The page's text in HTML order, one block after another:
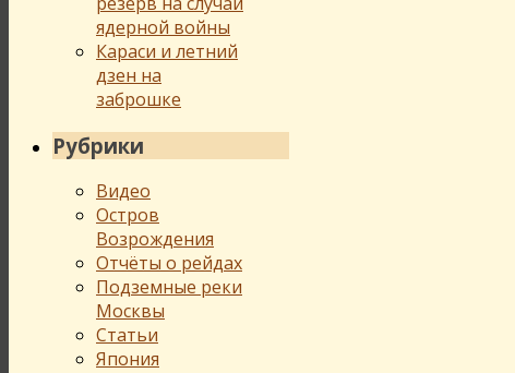
ядерной войны
Караси и летний
дзен на
заброшке
Рубрики
Видео
Остров
Возрождения
Отчёты о рейдах
Подземные реки
Москвы
Статьи
Япония